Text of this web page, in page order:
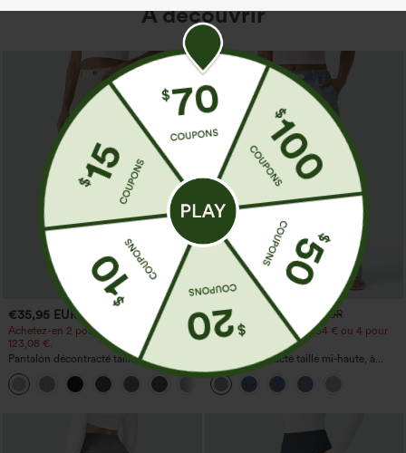
À découvrir
€35,95 EUR
Achetez-en 2 pour 61,54 € ou 4 pour
123,08 €.
Pantalon décontracté taille haute à
jambe droite, effet lin, avec poches
+5
€44,95 EUR €49,95 EUR
Achetez-en 2 pour 61,54 € ou 4 pour
Jean décontracté taille mi‑haute, à
cordon de serrage, avec poches